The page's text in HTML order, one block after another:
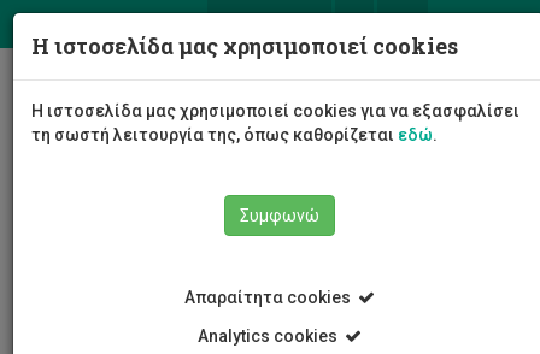
Βασιλική Λυσάνδρου
Η ιστοσελίδα μας χρησιμοποιεί cookies
Η ιστοσελίδα μας χρησιμοποιεί cookies για να εξασφαλίσει
τη σωστή λειτουργία της, όπως καθορίζεται εδώ.
Συμφωνώ
Απαραίτητα cookies
Analytics cookies